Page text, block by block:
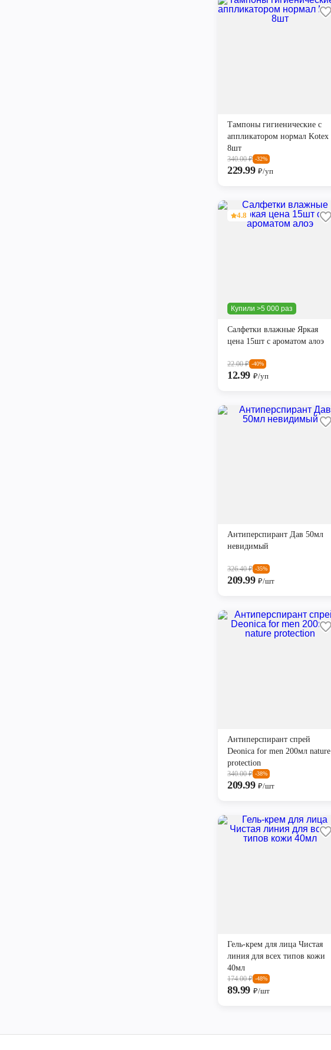
Тампоны гигиенические с
аппликатором нормал Kotex
8шт
340.00₽ -32%
229.99₽/уп
Купили >5 000 раз
4.8
Салфетки влажные Яркая
цена 15шт с ароматом алоэ
22.00₽ -40%
12.99 ₽/уп
Антиперспирант Дав 50мл
невидимый
326.40₽ -35%
209.99₽/шт
Антиперспирант спрей
Deonica for men 200мл nature
protection
340.00₽ -38%
209.99₽/шт
Гель-крем для лица Чистая
линия для всех типов кожи
40мл
174.00₽ -48%
89.99 ₽/шт